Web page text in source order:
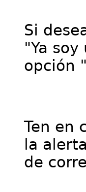
Si
"Ya
opción
Ten en
la
de